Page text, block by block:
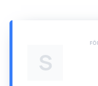
S